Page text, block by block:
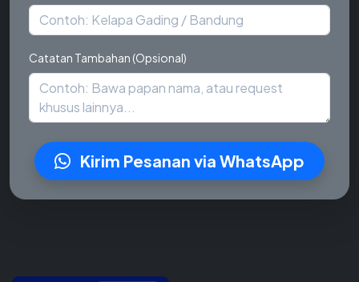
Catatan Tambahan (Opsional)
Kirim Pesanan via WhatsApp